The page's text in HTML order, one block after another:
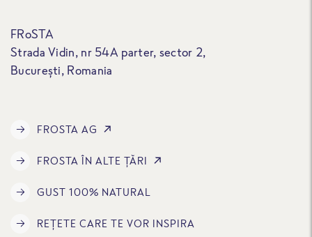
FRoSTA
Strada Vidin, nr 54A parter, sector 2,
București, Romania
FROSTA AG
FROSTA ÎN ALTE ȚĂRI
GUST 100% NATURAL
REȚETE CARE TE VOR INSPIRA